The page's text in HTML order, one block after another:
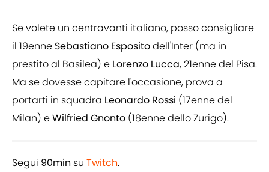
Se volete un centravanti italiano, posso consigliare
il 19enne Sebastiano Espositodell'Inter (ma in
prestito al Basilea) e Lorenzo Lucca, 21enne del Pisa.
Ma se dovesse capitare l'occasione, prova a
portarti in squadra Leonardo Rossi (17enne del
Milan) eWilfried Gnonto (18enne dello Zurigo).
Segui 90min su Twitch.